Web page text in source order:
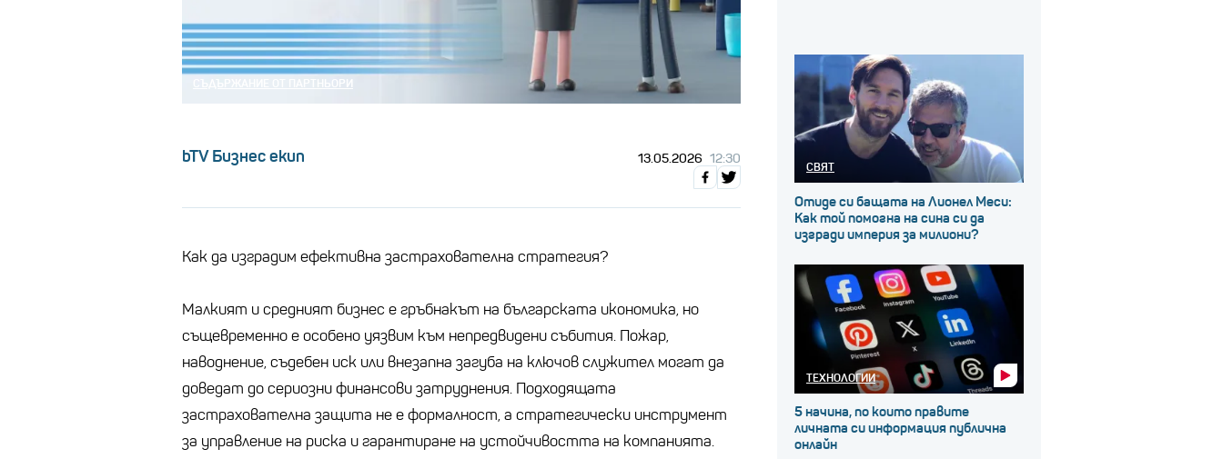
СЪДЪРЖАНИЕ ОТ ПАРТНЬОРИ
bTV Бизнес екип 13.05.2026 12:30
Как да изградим ефективна застрахователна стратегия?
Малкият и средният бизнес е гръбнакът на българската икономика, но
същевременно е особено уязвим към непредвидени събития. Пожар,
наводнение, съдебен иск или внезапна загуба на ключов служител могат да
доведат до сериозни финансови затруднения. Подходящата
застрахователна защита не е формалност, а стратегически инструмент
за управление на риска и гарантиране на устойчивостта на компанията.
СВЯТ
Отиде си бащата на Лионел Меси:
Как той помогна на сина си да
изгради империя за милиони?
ТЕХНОЛОГИИ
5 начина, по които правите
личната си информация публична
онлайн